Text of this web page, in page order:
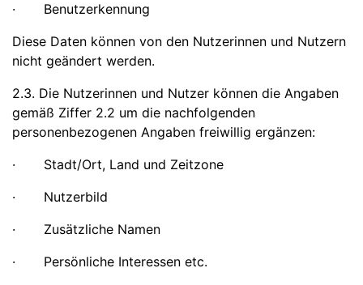
· Benutzerkennung
Diese Daten können von den Nutzerinnen und Nutzern
nicht geändert werden.
2.3. Die Nutzerinnen und Nutzer können die Angaben
gemäß Ziffer 2.2 um die nachfolgenden
personenbezogenen Angaben freiwillig ergänzen:
· Stadt/Ort, Land und Zeitzone
· Nutzerbild
· Zusätzliche Namen
· Persönliche Interessen etc.